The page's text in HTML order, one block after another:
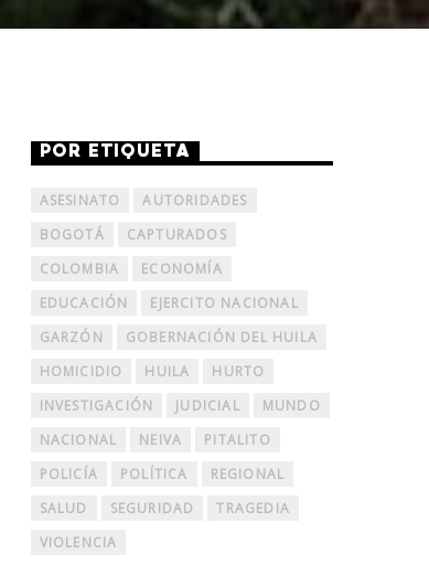
POR ETIQUETA
ASESINATO
AUTORIDADES
BOGOTÁ
CAPTURADOS
COLOMBIA
ECONOMÍA
EDUCACIÓN
EJERCITO NACIONAL
GARZÓN
GOBERNACIÓN DEL HUILA
HOMICIDIO
HUILA
HURTO
INVESTIGACIÓN
JUDICIAL
MUNDO
NACIONAL
NEIVA
PITALITO
POLICÍA
POLÍTICA
REGIONAL
SALUD
SEGURIDAD
TRAGEDIA
VIOLENCIA